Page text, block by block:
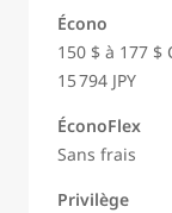
Écono
150 $ à 177 $
15 794 JPY
ÉconoFlex
Sans frais
Privilège